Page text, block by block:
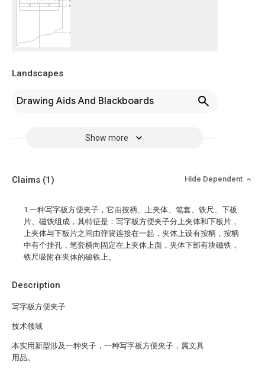
Landscapes
Drawing Aids And Blackboards
Show more
Description
写字板方便夹子
技术领域
本实用新型涉及一种夹子，一种写字板方便夹子，属文具
用品。
Claims (1) Hide Dependent
1.一种写字板方便夹子，它由按柄、上夹体、笔套、铁尺、下板
片、磁铁组成，其特征是：写字板方便夹子分上夹体和下板片，
上夹体与下板片之间由弹簧连接在一起，夹体上设有按柄，按柄
中有个挂孔，笔套横向固定在上夹体上面，夹体下部有块磁铁，
铁尺吸附在夹体的磁铁上。